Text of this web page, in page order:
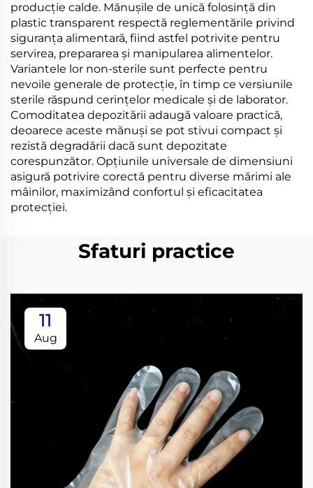
producție calde. Mănușile de unică folosință din
plastic transparent respectă reglementările privind
siguranța alimentară, fiind astfel potrivite pentru
servirea, prepararea și manipularea alimentelor.
Variantele lor non-sterile sunt perfecte pentru
nevoile generale de protecție, în timp ce versiunile
sterile răspund cerințelor medicale și de laborator.
Comoditatea depozitării adaugă valoare practică,
deoarece aceste mănuși se pot stivui compact și
rezistă degradării dacă sunt depozitate
corespunzător. Opțiunile universale de dimensiuni
asigură potrivire corectă pentru diverse mărimi ale
mâinilor, maximizând confortul și eficacitatea
protecției.
Sfaturi practice
11
Aug